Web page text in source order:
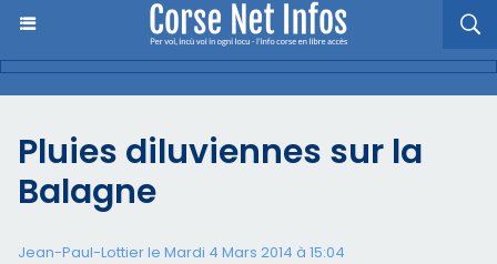
Pluies diluviennes sur la
Balagne
Jean-Paul-Lottier le Mardi 4 Mars 2014 à 15:04